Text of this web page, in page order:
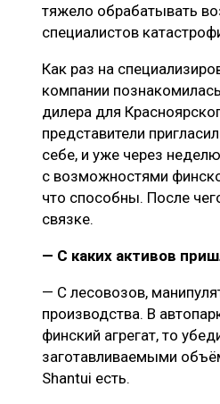
тяжело обрабатывать
специалистов
Как раз на
компании
дилера для
представители
себе, и уже через
с возможностями
что способны. После
связке.
— С каких активов
— С лесовозов,
производства. В
финский агрегат, то
заготавливаемыми
Shantui есть.